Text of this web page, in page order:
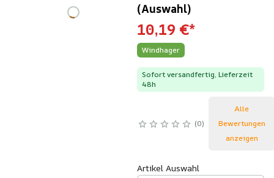
(Auswahl)
10,19 €*
Windhager
Sofort versandfertig, Lieferzeit
48h
0
Alle
Bewertungen
anzeigen
Artikel Auswahl